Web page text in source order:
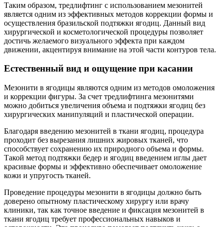
Таким образом, тредлифтинг с использованием мезонитей
является одним из эффективных методов коррекции формы и
осуществления бразильской подтяжки ягодиц. Данный вид
хирургической и косметологической процедуры позволяет
достичь желаемого визуального эффекта при каждом
движении, акцентируя внимание на этой части контуров тела.
Естественный вид и ощущение при касании
Мезонити в ягодицы являются одним из методов омоложения
и коррекции фигуры. За счет тредлифтинга мезонитями
можно добиться увеличения объема и подтяжки ягодиц без
хирургических манипуляций и пластической операции.
Благодаря введению мезонитей в ткани ягодиц, процедура
проходит без вырезания лишних жировых тканей, что
способствует сохранению их природного объема и формы.
Такой метод подтяжки бедер и ягодиц введением иглы дает
красивые формы и эффективно обеспечивает омоложение
кожи и упругость тканей.
Проведение процедуры мезонити в ягодицы должно быть
доверено опытному пластическому хирургу или врачу
клиники, так как точное введение и фиксация мезонитей в
ткани ягодиц требует профессиональных навыков и